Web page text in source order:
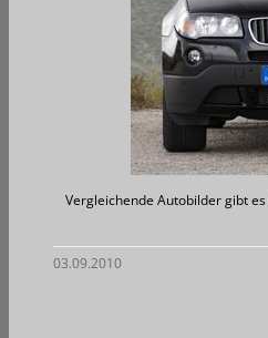
Vergleichende Autobilder gibt
03.09.2010